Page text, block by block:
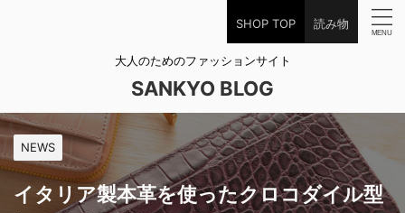
SHOP TOP 読み物
大人のためのファッションサイト
SANKYO BLOG
NEWS
イタリア製本革を使ったクロコダイル型